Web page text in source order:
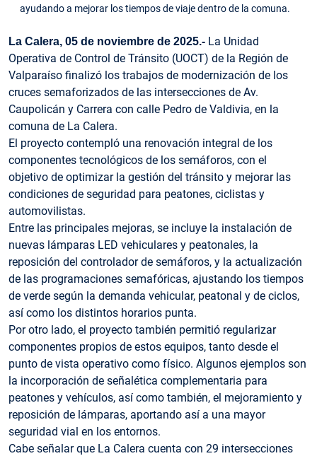
ayudando a mejorar los tiempos de viaje dentro de la comuna.
La Calera, 05 de noviembre de 2025.- La Unidad
Operativa de Control de Tránsito (UOCT) de la Región de
Valparaíso finalizó los trabajos de modernización de los
cruces semaforizados de las intersecciones de Av.
Caupolicán y Carrera con calle Pedro de Valdivia, en la
comuna de La Calera.
El proyecto contempló una renovación integral de los
componentes tecnológicos de los semáforos, con el
objetivo de optimizar la gestión del tránsito y mejorar las
condiciones de seguridad para peatones, ciclistas y
automovilistas.
Entre las principales mejoras, se incluye la instalación de
nuevas lámparas LED vehiculares y peatonales, la
reposición del controlador de semáforos, y la actualización
de las programaciones semafóricas, ajustando los tiempos
de verde según la demanda vehicular, peatonal y de ciclos,
así como los distintos horarios punta.
Por otro lado, el proyecto también permitió regularizar
componentes propios de estos equipos, tanto desde el
punto de vista operativo como físico. Algunos ejemplos son
la incorporación de señalética complementaria para
peatones y vehículos, así como también, el mejoramiento y
reposición de lámparas, aportando así a una mayor
seguridad vial en los entornos.
Cabe señalar que La Calera cuenta con 29 intersecciones